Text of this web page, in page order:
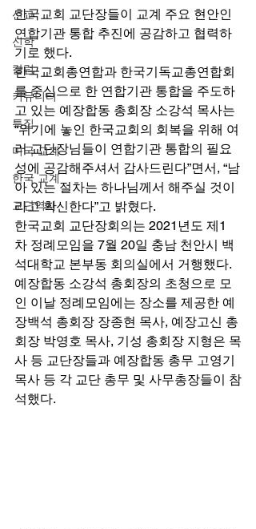
선교
신학
칼럼
커뮤니티
특집
미국 교계
한국 교계
교단역사
한국교회 교단장들이 교계 주요 현안인
연합기관 통합 추진에 공감하고 협력하
기로 했다.
한국교회총연합과 한국기독교총연합회
를 중심으로 한 연합기관 통합을 주도하
고 있는 예장합동 총회장 소강석 목사는
“위기에 놓인 한국교회의 회복을 위해 여
러 교단장님들이 연합기관 통합의 필요
성에 공감해주셔서 감사드린다”면서, “남
아 있는 절차는 하나님께서 해주실 것이
라고 확신한다”고 밝혔다.
한국교회 교단장회의는 2021년도 제1
차 정례모임을 7월 20일 충남 천안시 백
석대학교 본부동 회의실에서 거행했다.
예장합동 소강석 총회장의 초청으로 모
인 이날 정례모임에는 장소를 제공한 예
장백석 총회장 장종현 목사, 예장고신 총
회장 박영호 목사, 기성 총회장 지형은 목
사 등 교단장들과 예장합동 총무 고영기
목사 등 각 교단 총무 및 사무총장들이 참
석했다.